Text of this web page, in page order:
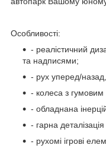
Особливості:
- реалістичний
та надписями;
- рух уперед/
- колеса з гумовим
- обладнана
- гарна
- рухомі ігрові